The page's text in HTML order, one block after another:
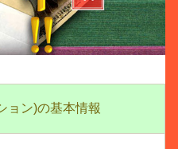
ョン)の基本情報